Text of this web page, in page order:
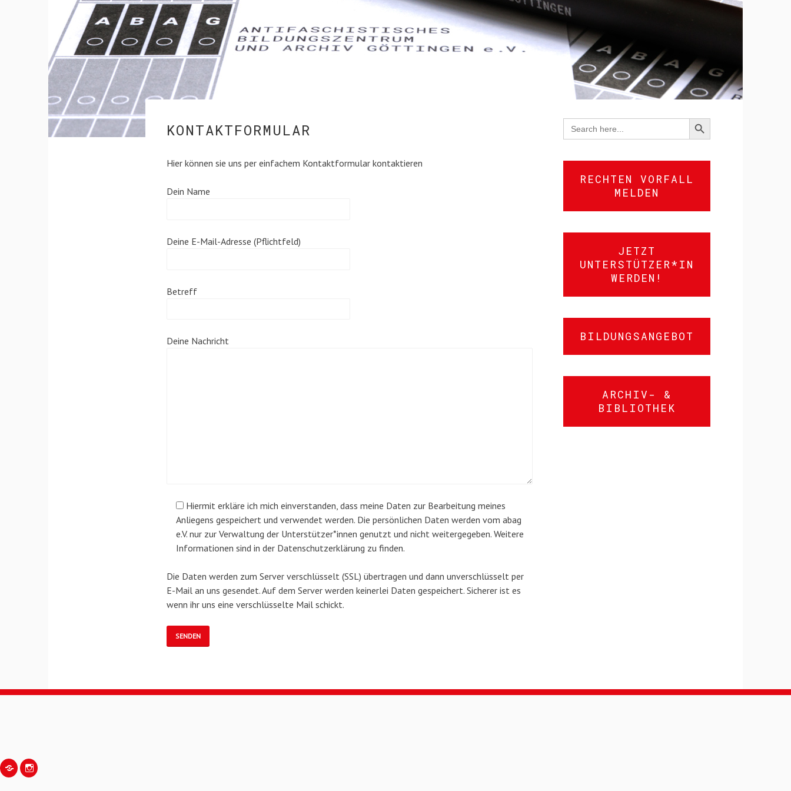
KONTAKTFORMULAR
Hier können sie uns per einfachem Kontaktformular kontaktieren
Dein Name
Deine E-Mail-Adresse (Pflichtfeld)
Betreff
Deine Nachricht
Hiermit erkläre ich mich einverstanden, dass meine Daten zur Bearbeitung meines
Anliegens gespeichert und verwendet werden. Die persönlichen Daten werden vom abag
e.V. nur zur Verwaltung der Unterstützer*innen genutzt und nicht weitergegeben. Weitere
Informationen sind in der Datenschutzerklärung zu finden.
Die Daten werden zum Server verschlüsselt (SSL) übertragen und dann unverschlüsselt per
E-Mail an uns gesendet. Auf dem Server werden keinerlei Daten gespeichert. Sicherer ist es
wenn ihr uns eine verschlüsselte Mail schickt.
Search
for:
SEARCH BUTTON
RECHTEN VORFALL
MELDEN
JETZT
UNTERSTÜTZER*IN
WERDEN!
BILDUNGSANGEBOT
ARCHIV- &
BIBLIOTHEK